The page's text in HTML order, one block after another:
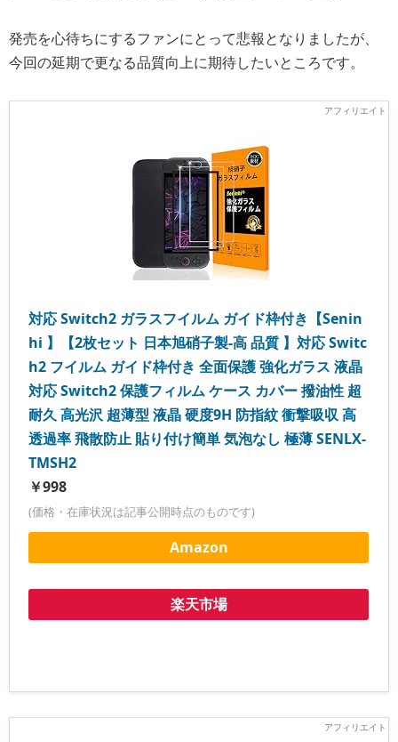
発売を心待ちにするファンにとって悲報となりましたが、
今回の延期で更なる品質向上に期待したいところです。
対応 Switch2 ガラスフイルム ガイド枠付き【Senin
hi 】【2枚セット 日本旭硝子製-高 品質 】対応 Switc
h2 フイルム ガイド枠付き 全面保護 強化ガラス 液晶
対応 Switch2 保護フィルム ケース カバー 撥油性 超
耐久 高光沢 超薄型 液晶 硬度9H 防指紋 衝撃吸収 高
透過率 飛散防止 貼り付け簡単 気泡なし 極薄 SENLX-
TMSH2
￥998
(価格・在庫状況は記事公開時点のものです)
Amazon
楽天市場